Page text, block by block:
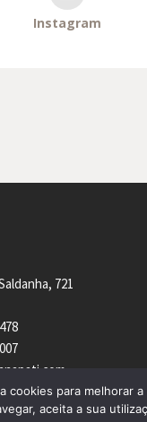
Instagram
721
cookies para melhorar a
aceita a sua